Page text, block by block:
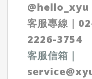
@hello_xyu
客服專線｜
2226-3754
客服信箱 ｜